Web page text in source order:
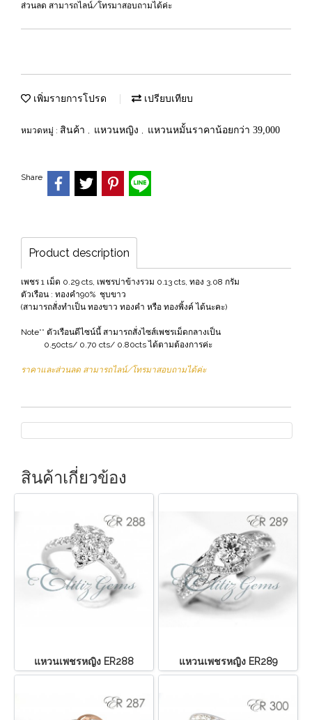
ส่วนลด สามารถไลน์/โทรมาสอบถามได้ค่ะ
เพิ่มรายการโปรด เปรียบเทียบ
หมวดหมู่ : สินค้า , แหวนหญิง , แหวนหมั้นราคาน้อยกว่า 39,000
Share
Product description
เพชร 1 เม็ด 0.29 cts, เพชรบ่าข้างรวม 0.13 cts, ทอง 3.08 กรัม
ตัวเรือน : ทองคำ90% ชุบขาว
(สามารถสั่งทำเป็น ทองขาว ทองคำ หรือ ทองพิ้งค์ ได้นะคะ)
Note** ตัวเรือนดีไซน์นี้ สามารถสั่งไซส์เพชรเม็ดกลางเป็น
0.50cts/ 0.70 cts/ 0.80cts ได้ตามต้องการค่ะ
ราคาและส่วนลด สามารถไลน์/โทรมาสอบถามได้ค่ะ
สินค้าเกี่ยวข้อง
แหวนเพชรหญิง ER288 แหวนเพชรหญิง ER289